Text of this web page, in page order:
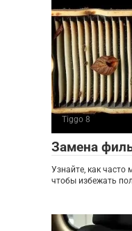
Tiggo 8
Замена
Узнайте, как часто
чтобы избежать